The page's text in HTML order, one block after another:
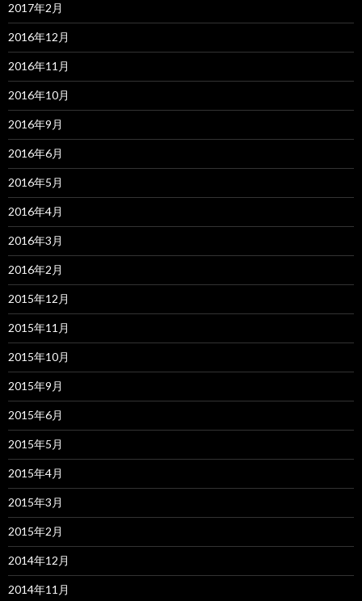
2017年2月
2016年12月
2016年11月
2016年10月
2016年9月
2016年6月
2016年5月
2016年4月
2016年3月
2016年2月
2015年12月
2015年11月
2015年10月
2015年9月
2015年6月
2015年5月
2015年4月
2015年3月
2015年2月
2014年12月
2014年11月